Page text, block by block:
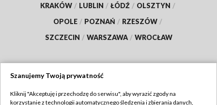
KRAKÓW / LUBLIN / ŁÓDŹ / OLSZTYN /
OPOLE / POZNAŃ / RZESZÓW /
SZCZECIN / WARSZAWA / WROCŁAW
Szanujemy Twoją prywatność
Kliknij "Akceptuję i przechodzę do serwisu", aby wyrazić zgody na
korzystanie z technologii automatycznego śledzenia i zbierania danych,